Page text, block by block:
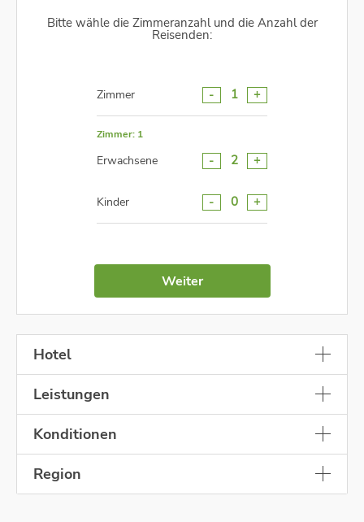
Bitte wähle die Zimmeranzahl und die Anzahl der
Reisenden:
Zimmer - 1 +
Zimmer: 1
Erwachsene - 2 +
Kinder - 0 +
Weiter
Hotel
Leistungen
Konditionen
Region